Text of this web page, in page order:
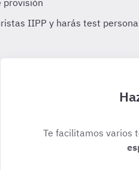
Te facilitamos varios